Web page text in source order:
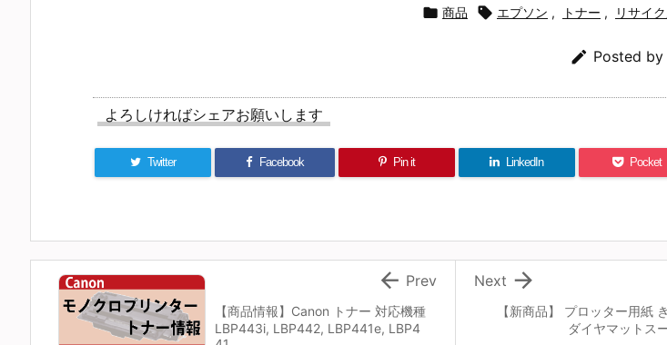
 商品  エプソン , トナー , リサイ
 Posted by
よろしければシェアお願いします
Twitter Facebook Pin it LinkedIn Pocket
【新商品】 プロッター用紙
ダイヤマットス

Next
【商品情報】Canon トナー 対応機種
LBP443i, LBP442, LBP441e, LBP4
 Prev